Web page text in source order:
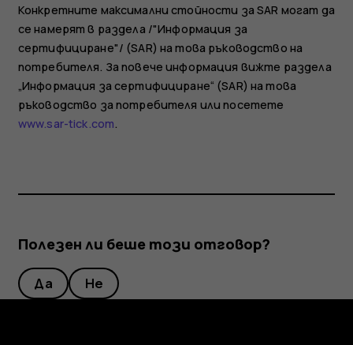
Конкретните максимални стойности за SAR могат да
се намерят в раздела /"Информация за
сертифициране"/ (SAR) на това ръководство на
потребителя. За повече информация вижте раздела
„Информация за сертифициране“ (SAR) на това
ръководство за потребителя или посетете
www.sar-tick.com.
Полезен ли беше този отговор?
Да Не